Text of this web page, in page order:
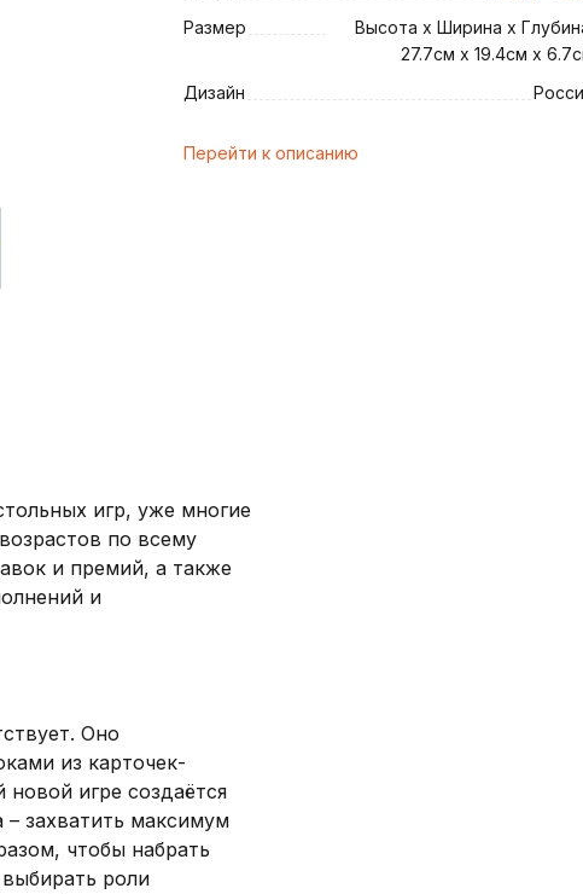
Размер
Высота х Ширина х
27.7см x 19.4см x
Дизайн
Перейти к описанию
игр, уже многие
по всему
и премий, а также
и
Оно
из карточек-
игре создаётся
захватить максимум
чтобы набрать
роли